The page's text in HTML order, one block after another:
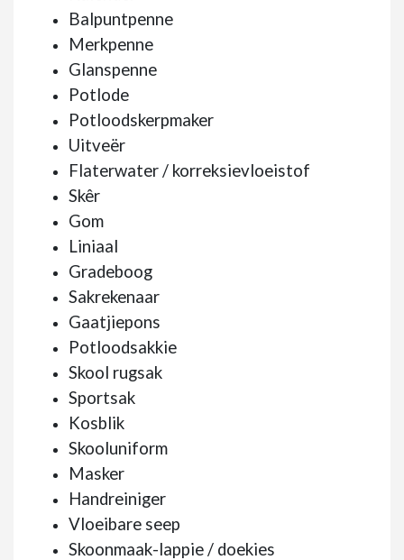
Balpuntpenne
Merkpenne
Glanspenne
Potlode
Potloodskerpmaker
Uitveër
Flaterwater / korreksievloeistof
Skêr
Gom
Liniaal
Gradeboog
Sakrekenaar
Gaatjiepons
Potloodsakkie
Skool rugsak
Sportsak
Kosblik
Skooluniform
Masker
Handreiniger
Vloeibare seep
Skoonmaak-lappie / doekies